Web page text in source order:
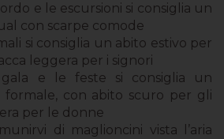
e le escursioni si consiglia un
con scarpe comode
si consiglia un abito estivo per
leggera per i signori
e le feste si consiglia un
formale, con abito scuro per gli
per le donne
di maglioncini vista l’aria